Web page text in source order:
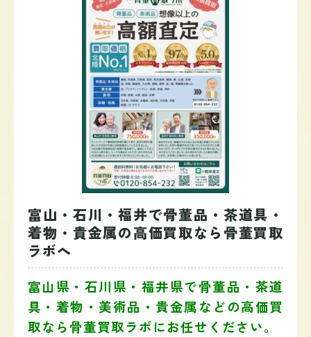
富山・石川・福井で骨董品・茶道具・
着物・貴金属の高価買取なら骨董買取
ラボへ
富山県・石川県・福井県で骨董品・茶道
具・着物・美術品・貴金属などの高価買
取なら骨董買取ラボにお任せください。